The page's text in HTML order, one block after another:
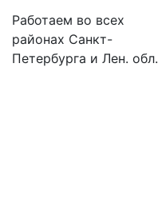
Работаем во всех
районах Санкт-
Петербурга и Лен. обл.